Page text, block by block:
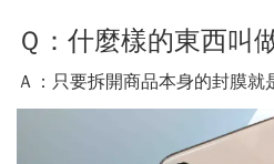
Ｑ：什麼樣的東西叫
Ａ：只要拆開商品本身的封膜就